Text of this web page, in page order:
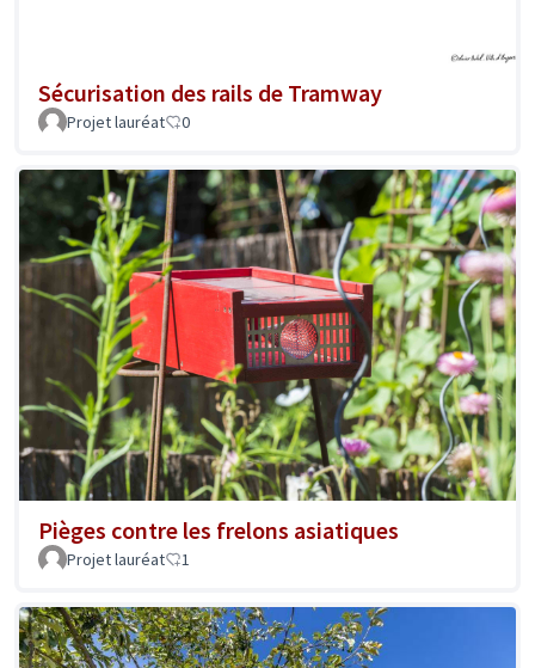
Sécurisation des rails de Tramway
Projet lauréat 0
Pièges contre les frelons asiatiques
Projet lauréat 1